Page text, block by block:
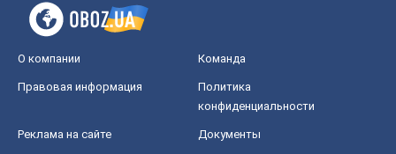
О компании Команда
Правовая информация
Политика
конфиденциальности
Реклама на сайте Документы